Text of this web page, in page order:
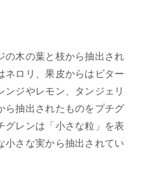
の木の葉と枝から抽出され
ネロリ、果皮からはビター
ンジやレモン、タンジェリ
ら抽出されたものをプチグ
グレンは「小さな粒」を表
小さな実から抽出されてい